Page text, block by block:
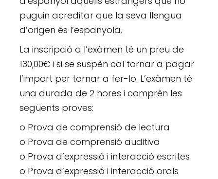
puguin acreditar que la seva llengua
d’origen és l’espanyola.
La inscripció a l’exàmen té un preu de
130,00€ i si se suspèn cal tornar a pagar
l’import per tornar a fer-lo. L’exàmen té
una durada de 2 hores i comprèn les
següents proves:
o Prova de comprensió de lectura
o Prova de comprensió auditiva
o Prova d’expressió i interacció escrites
o Prova d’expressió i interacció orals